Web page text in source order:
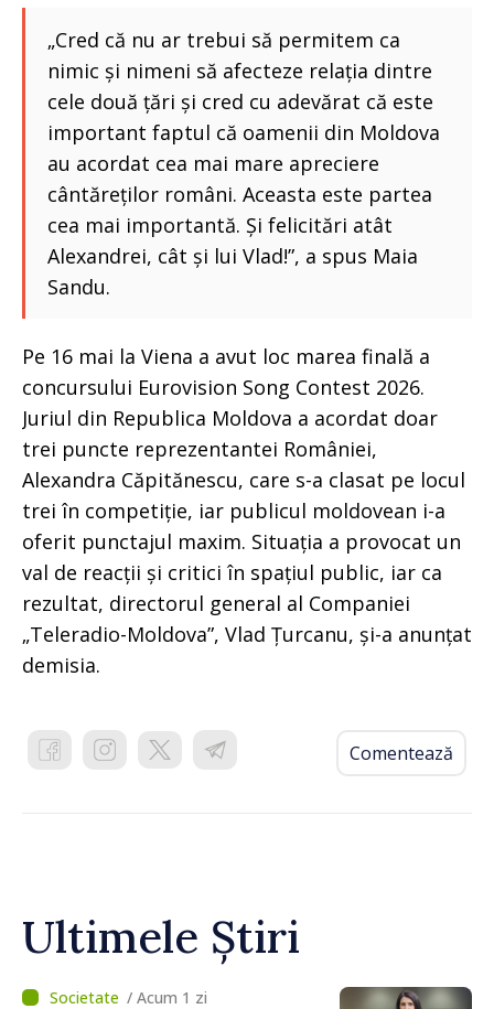
„Cred că nu ar trebui să permitem ca
nimic și nimeni să afecteze relația dintre
cele două țări și cred cu adevărat că este
important faptul că oamenii din Moldova
au acordat cea mai mare apreciere
cântăreților români. Aceasta este partea
cea mai importantă. Și felicitări atât
Alexandrei, cât și lui Vlad!”, a spus Maia
Sandu.
Pe 16 mai la Viena a avut loc marea finală a
concursului Eurovision Song Contest 2026.
Juriul din Republica Moldova a acordat doar
trei puncte reprezentantei României,
Alexandra Căpitănescu, care s-a clasat pe locul
trei în competiție, iar publicul moldovean i-a
oferit punctajul maxim. Situația a provocat un
val de reacții și critici în spațiul public, iar ca
rezultat, directorul general al Companiei
„Teleradio-Moldova”, Vlad Țurcanu, și-a anunțat
demisia.
Comentează
Ultimele Știri
/ Acum 1 zi